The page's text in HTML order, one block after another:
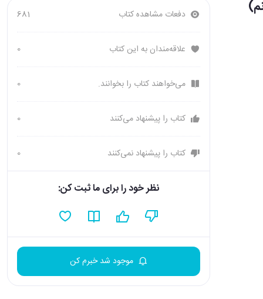
دفعات مشاهده کتاب 681
علاقه‌مندان به این کتاب 0
می‌خواهند کتاب را بخوانند. 0
کتاب را پیشنهاد می‌کنند 0
کتاب را پیشنهاد نمی‌کنند 0
نظر خود را برای ما ثبت کن:
موجود شد خبرم کن